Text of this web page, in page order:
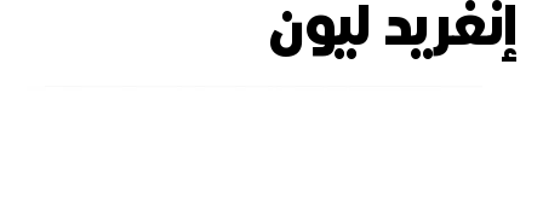
إنغريد ليون